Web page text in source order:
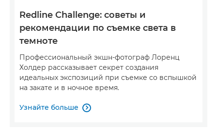
Redline Challenge: советы и
рекомендации по съемке света в
темноте
Профессиональный экшн-фотограф Лоренц
Холдер рассказывает секрет создания
идеальных экспозиций при съемке со вспышкой
на закате и в ночное время.
Узнайте больше 